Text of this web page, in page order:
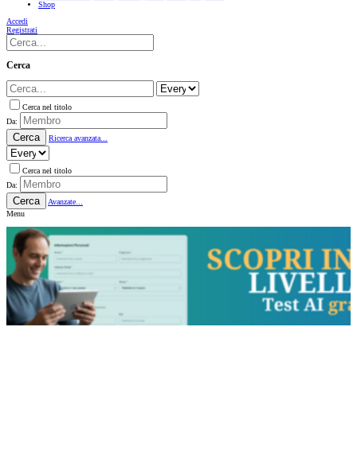
Shop
Accedi
Registrati
Cerca
Cerca nel titolo
Da:
Cerca Ricerca avanzata...
Cerca nel titolo
Da:
Cerca
Avanzate...
Menu